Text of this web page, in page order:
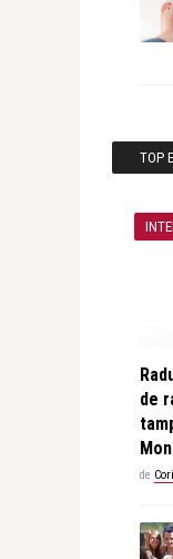
TOP
de
de